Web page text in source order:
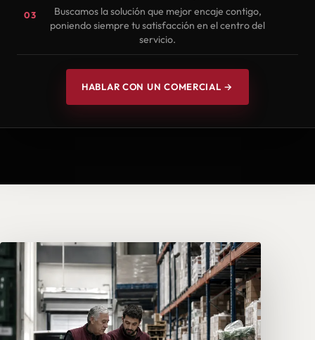
03
Buscamos la solución que mejor encaje contigo,
poniendo siempre tu satisfacción en el centro del
servicio.
HABLAR CON UN COMERCIAL →